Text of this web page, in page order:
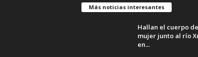
Más noticias interesantes
Hallan el cuerpo
mujer junto al río
en...